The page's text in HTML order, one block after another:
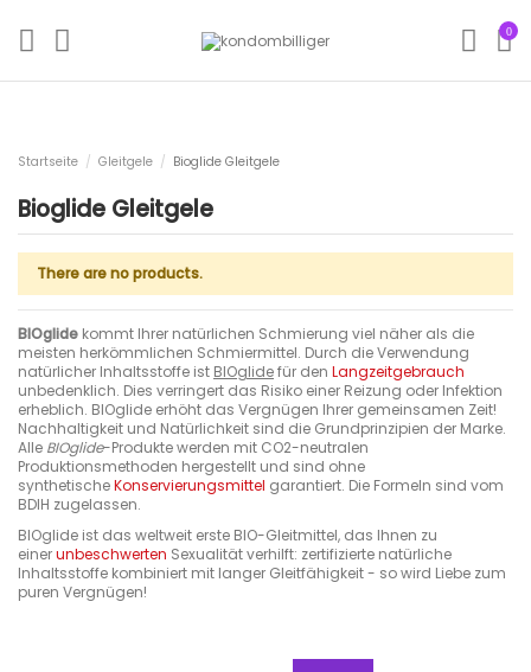
0
Startseite Gleitgele Bioglide Gleitgele
Bioglide Gleitgele
There are no products.
BIOglide kommt Ihrer natürlichen Schmierung viel näher als die
meisten herkömmlichen Schmiermittel. Durch die Verwendung
natürlicher Inhaltsstoffe ist BIOglidefür den Langzeitgebrauch
unbedenklich. Dies verringert das Risiko einer Reizung oder Infektion
erheblich. BIOglide erhöht das Vergnügen Ihrer gemeinsamen Zeit!
Nachhaltigkeit und Natürlichkeit sind die Grundprinzipien der Marke.
Alle BIOglide-Produkte werden mit CO2-neutralen
Produktionsmethoden hergestellt und sind ohne
synthetischeKonservierungsmittel garantiert. Die Formeln sind vom
BDIH zugelassen.
BIOglide ist das weltweit erste BIO-Gleitmittel, das Ihnen zu
einerunbeschwerten Sexualität verhilft: zertifizierte natürliche
Inhaltsstoffe kombiniert mit langer Gleitfähigkeit - so wird Liebe zum
puren Vergnügen!